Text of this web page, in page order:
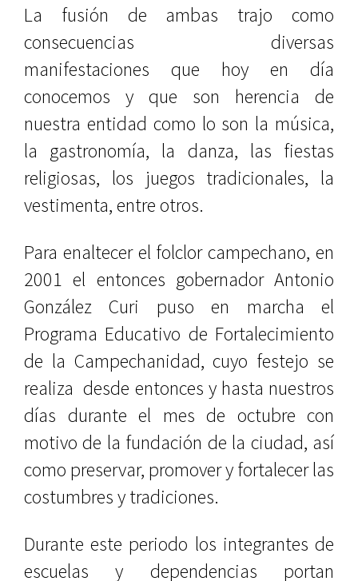
La fusión de ambas trajo como
consecuencias
diversas
manifestaciones que hoy en día
conocemos y que son herencia de
nuestra entidad como lo son la música,
la gastronomía, la danza, las fiestas
religiosas, los juegos tradicionales, la
vestimenta, entre otros.
Para enaltecer el folclor campechano, en
2001 el entonces gobernador Antonio
González Curi puso en marcha el
Programa Educativo de Fortalecimiento
de la Campechanidad, cuyo festejo se
realiza desde entonces y hasta nuestros
días durante el mes de octubre con
motivo de la fundación de la ciudad, así
como preservar, promover y fortalecer las
costumbres y tradiciones.
Durante este periodo los integrantes de
escuelas y dependencias portan